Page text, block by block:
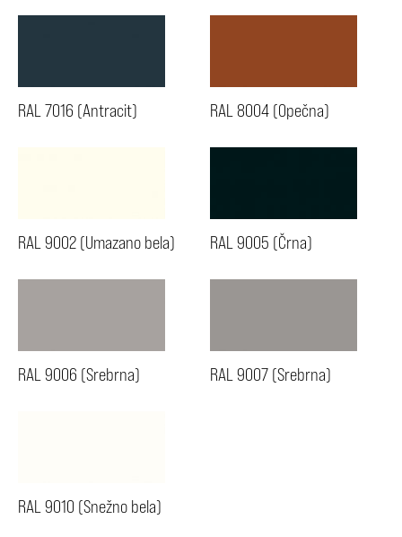
RAL 7016 (Antracit) RAL 8004 (Opečna)
RAL 9002 (Umazano bela) RAL 9005 (Črna)
RAL 9006 (Srebrna) RAL 9007 (Srebrna)
RAL 9010 (Snežno bela)